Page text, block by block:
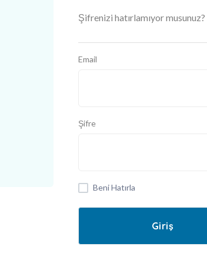
Şifrenizi hatırlamıyor musunuz?
Email
Şifre
Beni Hatırla